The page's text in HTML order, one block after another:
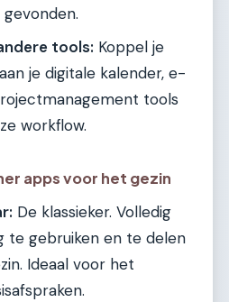
tools: Koppel je
je digitale kalender, e-
tools
workflow.
apps voor het gezin
De klassieker. Volledig
te gebruiken en te delen
Ideaal voor het